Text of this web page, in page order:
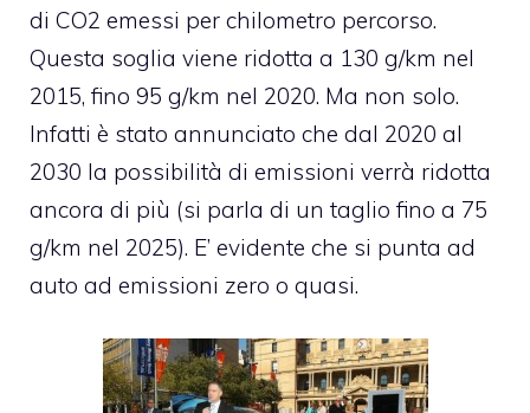
di CO2 emessi per chilometro percorso.
Questa soglia viene ridotta a 130 g/km nel
2015, fino 95 g/km nel 2020. Ma non solo.
Infatti è stato annunciato che dal 2020 al
2030 la possibilità di emissioni verrà ridotta
ancora di più (si parla di un taglio fino a 75
g/km nel 2025). E’ evidente che si punta ad
auto ad emissioni zero o quasi.